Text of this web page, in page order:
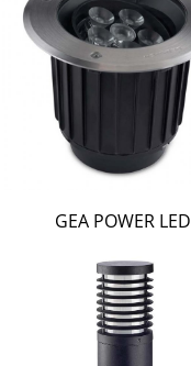
GEA POWER LED